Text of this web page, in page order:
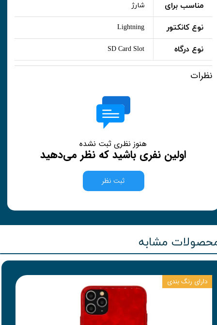
مناسب برای شارژ
نوع کانکتور Lightning
نوع درگاه SD Card Slot
نظرات
هنوز نظری ثبت نشده
اولین نفری باشید که نظر می‌دهید
ثبت نظر
مشابه
دارای رنگ بندی